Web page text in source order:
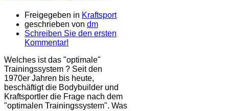
Freigegeben in Kraftsport
geschrieben von dm
Schreiben Sie den ersten
Kommentar!
Welches ist das "optimale"
Trainingssystem ? Seit den
1970er Jahren bis heute,
beschäftigt die Bodybuilder und
Kraftsportler die Frage nach dem
"optimalen Trainingssystem". Was